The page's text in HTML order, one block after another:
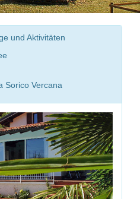
und Aktivitäten
Sorico Vercana